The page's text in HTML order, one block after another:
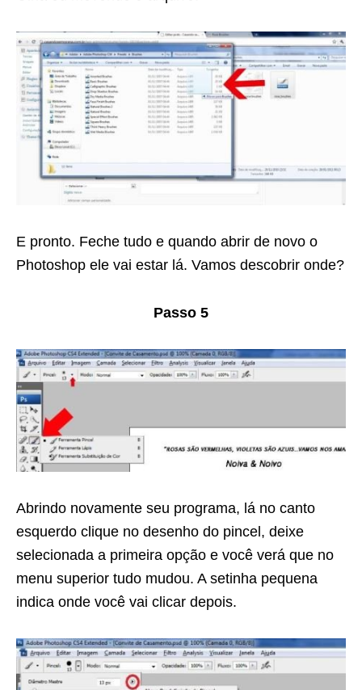
E pronto. Feche tudo e quando abrir de novo o
Photoshop ele vai estar lá. Vamos descobrir onde?
Passo 5
Abrindo novamente seu programa, lá no canto
esquerdo clique no desenho do pincel, deixe
selecionada a primeira opção e você verá que no
menu superior tudo mudou. A setinha pequena
indica onde você vai clicar depois.